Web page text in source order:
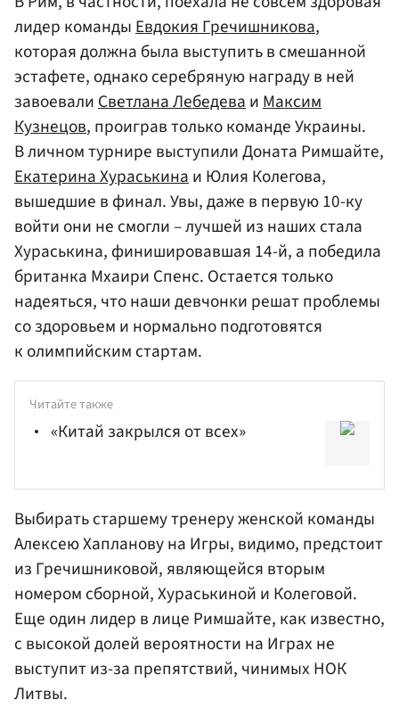
лидер командыЕвдокия Гречишникова,
которая должна была выступить в смешанной
эстафете, однако серебряную награду в ней
завоевалиСветлана ЛебедеваиМаксим
Кузнецов, проиграв только команде Украины.
В личном турнире выступили Доната Римшайте,
Екатерина Хураськинаи Юлия Колегова,
вышедшие в финал. Увы, даже в первую 10-ку
войти они не смогли – лучшей из наших стала
Хураськина, финишировавшая 14-й, а победила
британка Мхаири Спенс. Остается только
надеяться, что наши девчонки решат проблемы
со здоровьем и нормально подготовятся
к олимпийским стартам.
Читайте также
«Китай закрылся от всех»
Выбирать старшему тренеру женской команды
Алексею Хаплановуна Игры, видимо, предстоит
из Гречишниковой, являющейся вторым
номером сборной, Хураськиной и Колеговой.
Еще один лидер в лице Римшайте, как известно,
с высокой долей вероятности на Играх не
выступит из-за препятствий, чинимых НОК
Литвы.